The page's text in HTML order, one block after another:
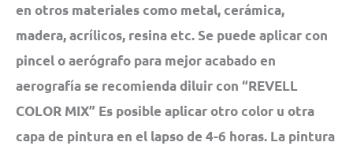
en otros materiales como metal, cerámica,
madera, acrílicos, resina etc. Se puede aplicar con
pincel o aerógrafo para mejor acabado en
aerografía se recomienda diluir con “REVELL
COLOR MIX” Es posible aplicar otro color u otra
capa de pintura en el lapso de 4-6 horas. La pintura